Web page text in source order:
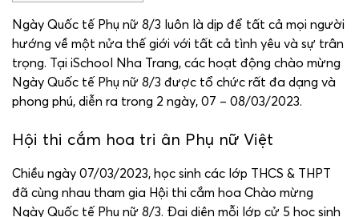
Ngày Quốc tế Phụ nữ 8/3 luôn là dịp để tất cả mọi người
hướng về một nửa thế giới với tất cả tình yêu và sự trân
trọng. Tại iSchool Nha Trang, các hoạt động chào mừng
Ngày Quốc tế Phụ nữ 8/3 được tổ chức rất đa dạng và
phong phú, diễn ra trong 2 ngày, 07 – 08/03/2023.
Hội thi cắm hoa tri ân Phụ nữ Việt
Chiều ngày 07/03/2023, học sinh các lớp THCS & THPT
đã cùng nhau tham gia Hội thi cắm hoa Chào mừng
Ngày Quốc tế Phụ nữ 8/3. Đại diện mỗi lớp cử 5 học sinh